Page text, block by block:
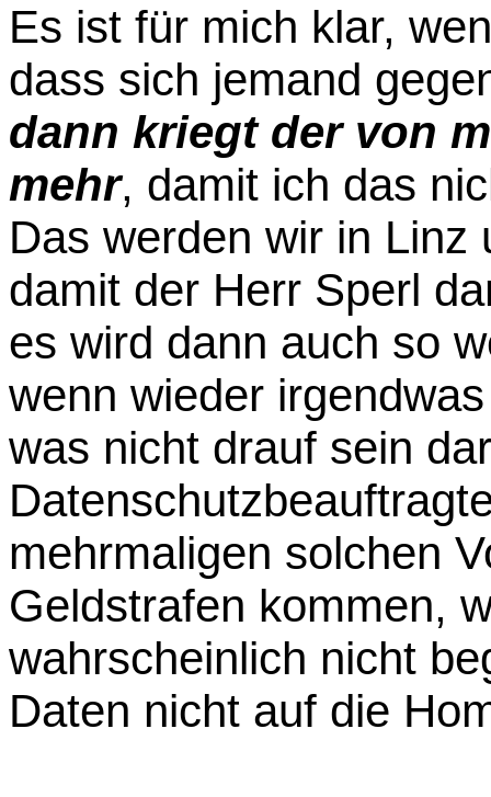
Es ist für mich klar,
dass sich jemand
dann kriegt der von
mehr, damit ich das
Das werden wir in Linz
damit der Herr Sperl
es wird dann auch so
wenn wieder
was nicht drauf sein
mehrmaligen solchen
Geldstrafen kommen,
wahrscheinlich nicht
Daten nicht auf die